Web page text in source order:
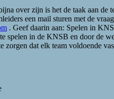
over zijn is het de taak aan de
een mail sturen met de
. Geef daarin aan: Spelen in
spelen in de KNSB en door de
zorgen dat elk team voldoende